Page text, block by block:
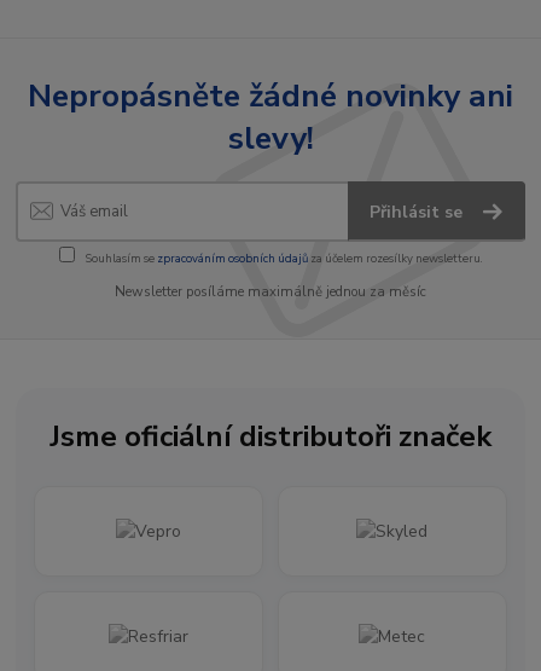
Nepropásněte žádné novinky ani
slevy!
Přihlásit se
Souhlasím se zpracováním osobních údajůza účelem rozesílky newsletteru.
Newsletter posíláme maximálně jednou za měsíc
Jsme oficiální distributoři značek